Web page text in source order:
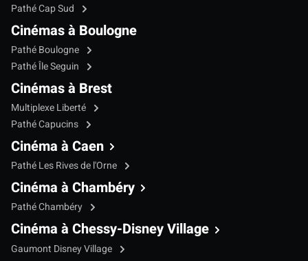
Pathé Cap Sud
Cinémas à Boulogne
Pathé Boulogne
Pathé Île Seguin
Cinémas à Brest
Multiplexe Liberté
Pathé Capucins
Cinéma à Caen
Pathé Les Rives de l'Orne
Cinéma à Chambéry
Pathé Chambéry
Cinéma à Chessy-Disney Village
Gaumont Disney Village